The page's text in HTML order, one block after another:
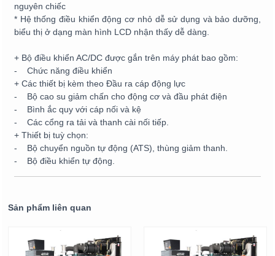
nguyên chiếc
* Hệ thống điều khiển động cơ nhỏ dễ sử dụng và bảo dưỡng,
biểu thị ở dạng màn hình LCD nhận thấy dễ dàng.
+ Bộ điều khiển AC/DC được gắn trên máy phát bao gồm:
- Chức năng điều khiển
+ Các thiết bị kèm theo Đầu ra cáp động lực
- Bộ cao su giảm chấn cho động cơ và đầu phát điện
- Bình ắc quy với cáp nối và kệ
- Các cổng ra tải và thanh cài nối tiếp.
+ Thiết bị tuỳ chọn:
- Bộ chuyển nguồn tự động (ATS), thùng giảm thanh.
- Bộ điều khiển tự động.
Sản phẩm liên quan